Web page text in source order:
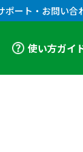
ポート・お問い合
使い方ガイ